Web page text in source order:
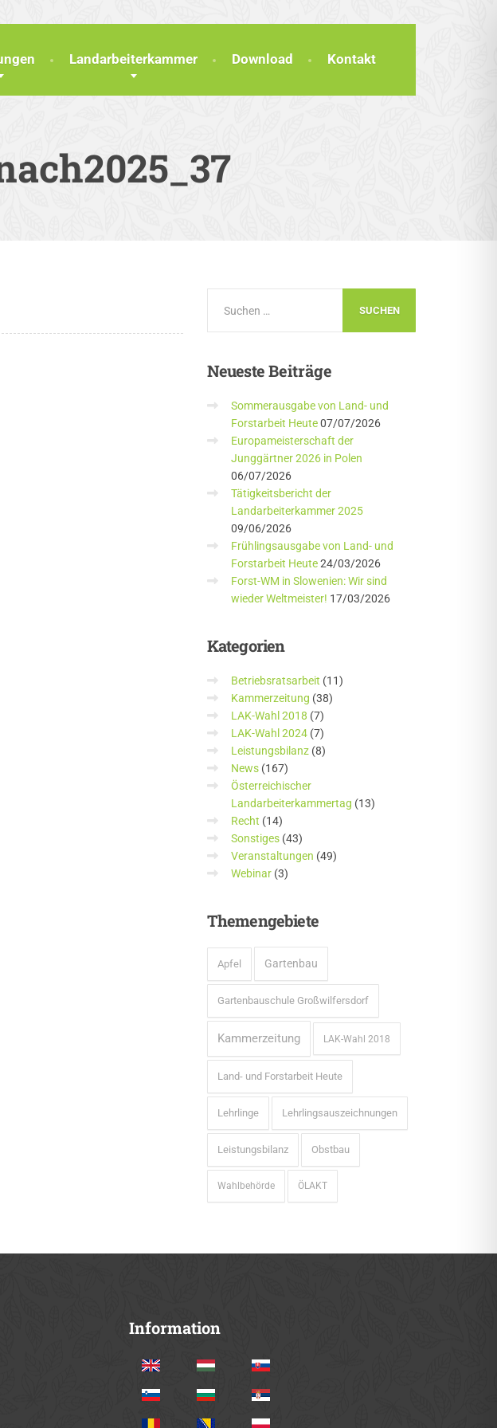
Landarbeiterkammer Download Kontakt
NeuesteBeiträge
Sommerausgabe von Land- und
Forstarbeit Heute 07/07/2026
Europameisterschaft der
Junggärtner 2026 in Polen
06/07/2026
Tätigkeitsbericht der
Landarbeiterkammer 2025
09/06/2026
Frühlingsausgabe von Land- und
Forstarbeit Heute 24/03/2026
Forst-WM in Slowenien: Wir sind
wieder Weltmeister! 17/03/2026
Kategorien
Betriebsratsarbeit (11)
Kammerzeitung (38)
LAK-Wahl 2018 (7)
LAK-Wahl 2024(7)
Leistungsbilanz(8)
News(167)
Österreichischer
Landarbeiterkammertag (13)
Recht (14)
Sonstiges(43)
Veranstaltungen (49)
Webinar(3)
Themengebiete
Apfel Gartenbau
Gartenbauschule Großwilfersdorf
Kammerzeitung LAK-Wahl 2018
Land- und Forstarbeit Heute
Lehrlinge Lehrlingsauszeichnungen
Leistungsbilanz Obstbau
Wahlbehörde ÖLAKT
Information